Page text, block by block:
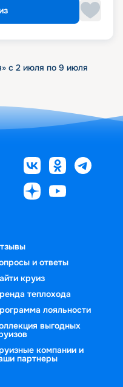
с 2 июля по 9 июля
и ответы
круиз
теплохода
лояльности
выгодных
компании и
партнеры